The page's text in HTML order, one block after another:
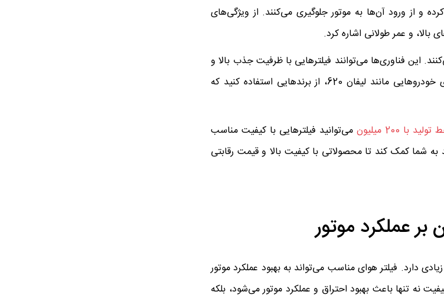
و از ورود آن‌ها به موتور جلوگیری می‌کنند. از ویژگی‌های
بالا، و عمر طولانی اشاره کرد.
این فناوری‌ها می‌توانند فیلترهایی با ظرفیت جذب بالا و
مقاومت در برابر شرایط مختلف تولید کنند. به همین دلیل، توصیه می‌شود که برای خودروهایی مانند لیفان 620، از برندهایی استفاده کنید که
با 200 میلیون
می‌توانید فیلترهایی با کیفیت مناسب
تولید می‌تواند به شما کمک کند تا محصولاتی با کیفیت بالا و قیمت رقابتی
فیلتر اهمیت زیادی دارد. فیلتر هوای مناسب می‌تواند به بهبود عملکرد موتور
نه تنها باعث بهبود احتراق و عملکرد موتور می‌شود، بلکه